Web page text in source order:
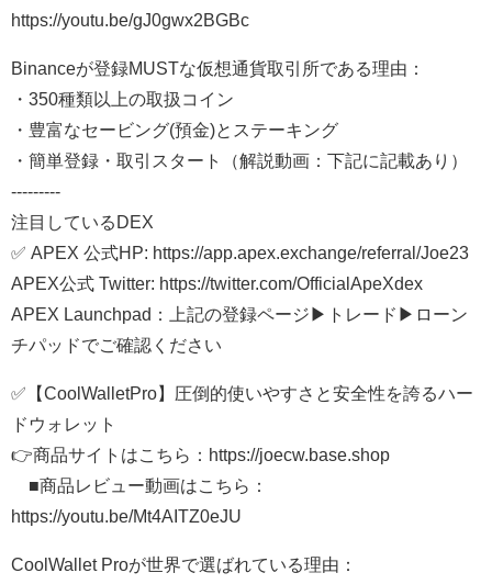
https://youtu.be/gJ0gwx2BGBc
Binanceが登録MUSTな仮想通貨取引所である理由：
・350種類以上の取扱コイン
・豊富なセービング(預金)とステーキング
・簡単登録・取引スタート（解説動画：下記に記載あり）
---------
注目しているDEX
✅ APEX 公式HP: https://app.apex.exchange/referral/Joe23
APEX公式 Twitter: https://twitter.com/OfficialApeXdex
APEX Launchpad：上記の登録ページ▶︎トレード▶︎ローン
チパッドでご確認ください
✅【CoolWalletPro】圧倒的使いやすさと安全性を誇るハー
ドウォレット
👉商品サイトはこちら：https://joecw.base.shop
■商品レビュー動画はこちら：
https://youtu.be/Mt4AITZ0eJU
CoolWallet Proが世界で選ばれている理由：